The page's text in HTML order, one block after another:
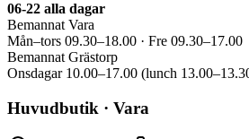
06-22 alla dagar
Bemannat Vara
Mån–tors 09.30–18.00 · Fre 09.30–17.00
Bemannat Grästorp
Onsdagar 10.00–17.00 (lunch
Huvudbutik · Vara